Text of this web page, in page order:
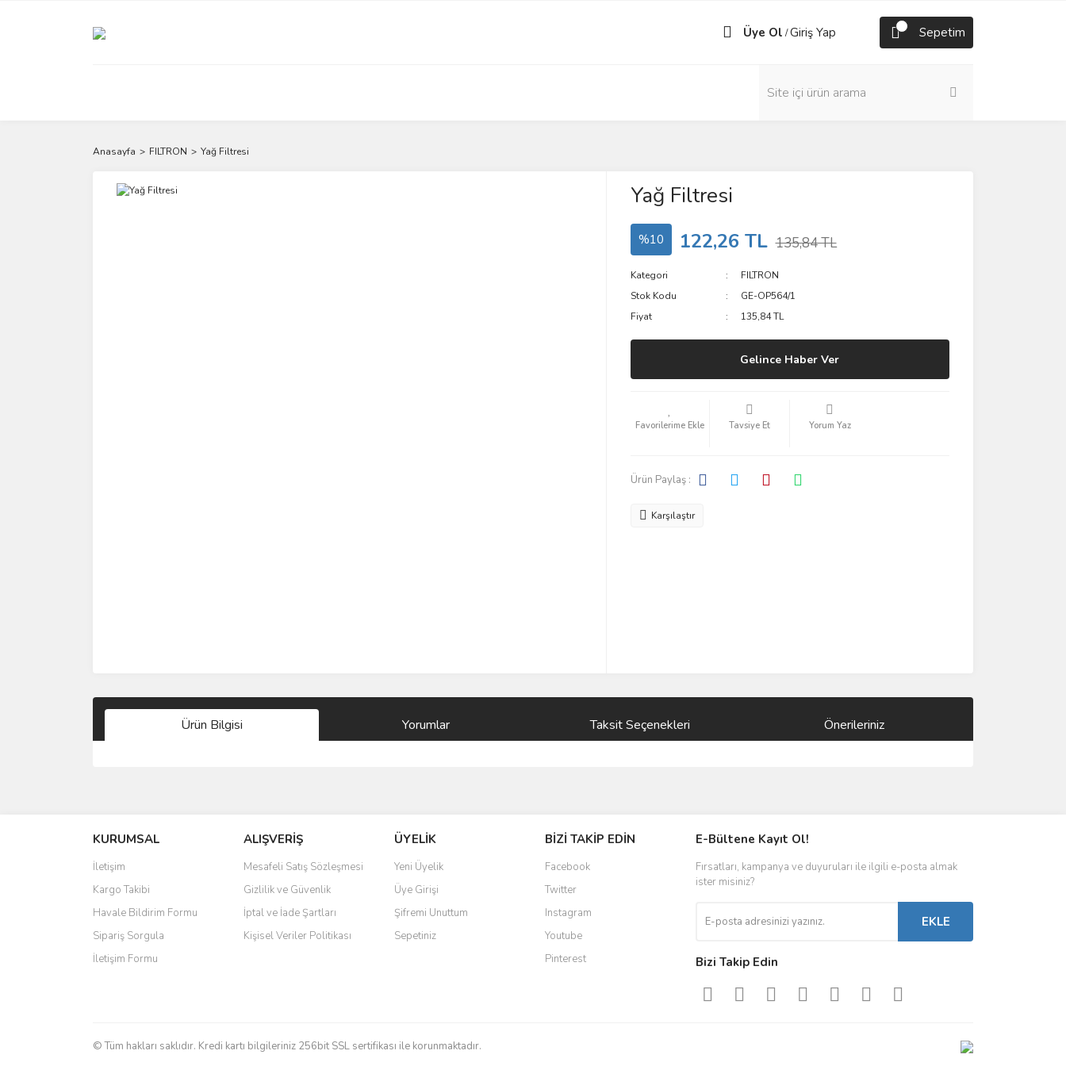
Üye Ol /Giriş Yap Sepetim
Anasayfa FILTRON Yağ Filtresi
Yağ Filtresi
%10 122,26 TL 135,84 TL
Kategori
FILTRON
Stok Kodu
GE-OP564/1
Fiyat
135,84 TL
Gelince Haber Ver
Tavsiye Et Yorum Yaz
Ürün Paylaş :
Karşılaştır
Ürün Bilgisi Yorumlar Taksit Seçenekleri Önerileriniz
Ürün resmi kalitesiz, bozuk veya görüntülenemiyor.
Ürün açıklamasında eksik bilgiler bulunuyor.
Ürün bilgilerinde hatalar bulunuyor.
Ürün fiyatı diğer sitelerden daha pahalı.
Bu ürüne benzer farklı alternatifler olmalı.
KURUMSAL
İletişim
Kargo Takibi
Havale Bildirim Formu
Sipariş Sorgula
İletişim Formu
ALIŞVERİŞ
Mesafeli Satış Sözleşmesi
Gizlilik ve Güvenlik
İptal ve İade Şartları
Kişisel Veriler Politikası
ÜYELİK
Yeni Üyelik
Üye Girişi
Şifremi Unuttum
Sepetiniz
BİZİ TAKİP EDİN
Facebook
Twitter
Instagram
Youtube
Pinterest
E-Bültene Kayıt Ol!
Fırsatları, kampanya ve duyuruları ile ilgili e-posta almak
ister misiniz?
EKLE
Bizi Takip Edin
© Tüm hakları saklıdır. Kredi kartı bilgileriniz 256bit SSL sertifikası ile korunmaktadır.